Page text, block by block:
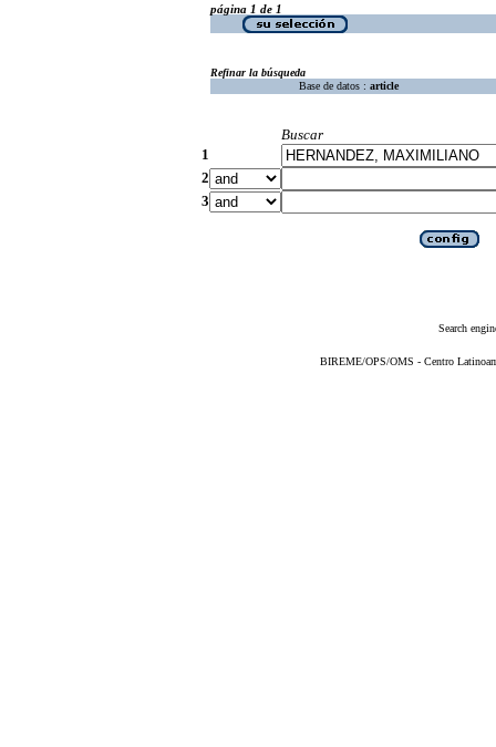
página 1 de 1
Refinar la búsqueda
Base de datos : article
Buscar
1
2
3
Search
BIREME/OPS/OMS - Centro